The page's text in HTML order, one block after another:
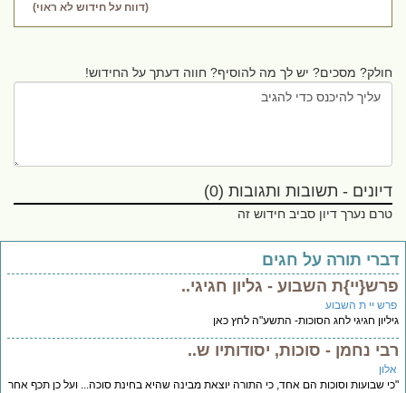
(דווח על חידוש לא ראוי)
חולק? מסכים? יש לך מה להוסיף? חווה דעתך על החידוש!
דיונים - תשובות ותגובות (0)
טרם נערך דיון סביב חידוש זה
תורה על חגים
השבוע - גליון חגיגי..
יי ת השבוע
חגיגי לחג הסוכות- התשע"ה לחץ כאן
נחמן - סוכות, יסודותיו ש..
שבועות וסוכות הם אחד, כי התורה יוצאת מבינה שהיא בחינת סוכה... ועל כן תכף אחר